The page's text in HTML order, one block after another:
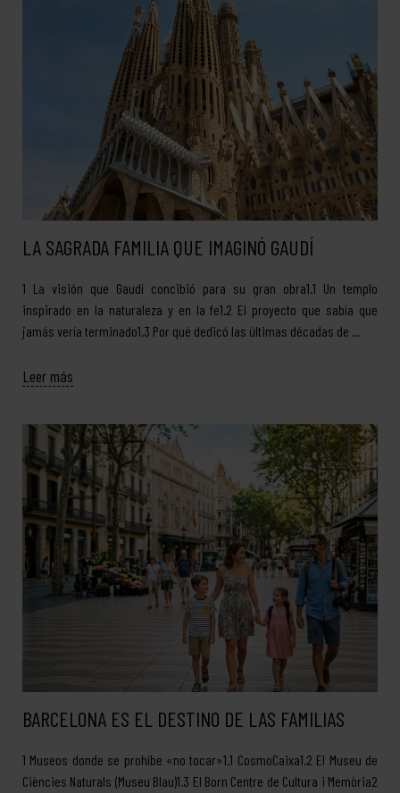
LA SAGRADA FAMILIA QUE IMAGINÓ GAUDÍ
1 La visión que Gaudí concibió para su gran obra1.1 Un templo
inspirado en la naturaleza y en la fe1.2 El proyecto que sabía que
jamás vería terminado1.3 Por qué dedicó las últimas décadas de …
Leer más
BARCELONA ES EL DESTINO DE LAS FAMILIAS
1 Museos donde se prohíbe «no tocar»1.1 CosmoCaixa1.2 El Museu de
Ciències Naturals (Museu Blau)1.3 El Born Centre de Cultura i Memòria2